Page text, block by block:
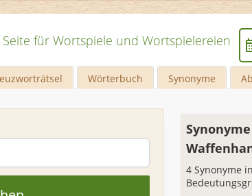
Seite für Wortspiele und Wortspielereien
Wörterbuch Synonyme
4 Synonyme